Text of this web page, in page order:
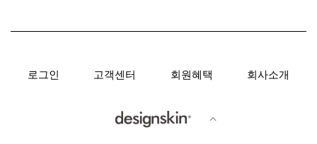
로그인 고객센터 회원혜택 회사소개